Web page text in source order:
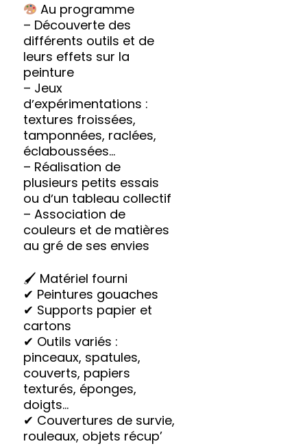
Au programme
– Découverte des
différents outils et de
leurs effets sur la
peinture
– Jeux
dʼexpérimentations :
textures froissées,
tamponnées, raclées,
éclaboussées…
– Réalisation de
plusieurs petits essais
ou dʼun tableau collectif
– Association de
couleurs et de matières
au gré de ses envies
🖌 Matériel fourni
✔ Peintures gouaches
✔ Supports papier et
cartons
✔ Outils variés :
pinceaux, spatules,
couverts, papiers
texturés, éponges,
doigts…
✔ Couvertures de survie,
rouleaux, objets récup’